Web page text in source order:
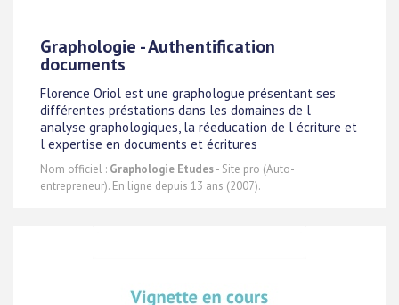
Graphologie - Authentification
documents
Florence Oriol est une graphologue présentant ses
différentes préstations dans les domaines de l
analyse graphologiques, la réeducation de l écriture et
l expertise en documents et écritures
Nom officiel : Graphologie Etudes- Site pro (Auto-
entrepreneur). En ligne depuis 13 ans (2007).